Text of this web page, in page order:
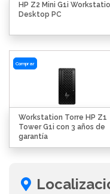
HP Z2 Mini G1i
Desktop PC
Comprar
Workstation Torre HP Z1
Tower G1i con 3 años de
garantía